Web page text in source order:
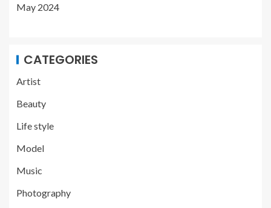
May 2024
CATEGORIES
Artist
Beauty
Life style
Model
Music
Photography